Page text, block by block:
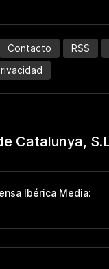
Contacto RSS
Ibérica Media: